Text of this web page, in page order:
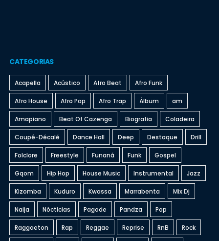
CATEGORIAS
Acapella Acústico Afro Beat Afro Funk
Afro House Afro Pop Afro Trap Álbum am
Amapiano Beat Of Cazenga Biografia Coladeira
Coupé-Décalé Dance Hall Deep Destaque Drill
Folclore Freestyle Funaná Funk Gospel
Gqom Hip Hop House Music Instrumental Jazz
Kizomba Kuduro Kwassa Marrabenta Mix Dj
Naija Nócticias Pagode Pandza Pop
Raggaeton Rap Reggae Reprise RnB Rock